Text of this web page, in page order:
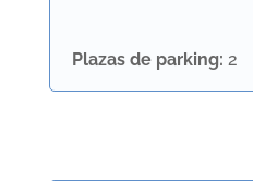
Plazas de parking: 2